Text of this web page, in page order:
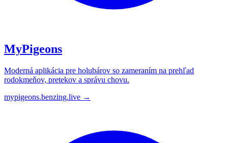
MyPigeons
Moderná aplikácia pre holubárov so zameraním na prehľad
rodokmeňov, pretekov a správu chovu.
mypigeons.benzing.live →